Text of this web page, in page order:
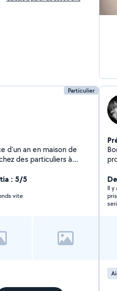
Particulier
des particuliers à
: 5/5
vite
Bonjour
Il y